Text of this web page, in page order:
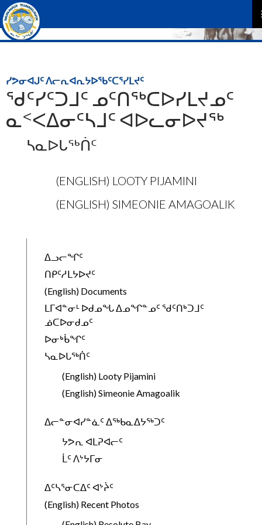
ᓯᕗᓂᐊᒍᑦ ᐱᓕᕆᐊᕆᔭᐅᖃᑦᑕᕐᓯᒪᔪᑦ
ᖁᑦᓯᑦᑐᒧᑦ ᓄᑦᑎᖅᑕᐅᓯᒪᔪᓄᑦ
ᓇᑉᐸᐃᓂᑦᓴᒧᑦ ᐊᐅᓚᓂᐅᔪᖅ
ᓴᓇᐅᒐᖅᑏᑦ
(ENGLISH) LOOTY PIJAMINI
(ENGLISH) SIMEONIE AMAGOALIK
ᐃᓗᓕᖏᑦ
ᑎᑭᑦᓱᒪᔭᐅᔪᑦ
(English) Documents
ᒪᒥᐊᓐᓂᒻ ᐅᑯᓄᖓ ᐃᓄᖏᓐᓄᑦ ᖁᑦᑎᒃᑐᒧᑦ
ᓅᑕᐅᓂᑯᓄᑦ
ᐅᓂᒃᑳᖏᑦ
ᓴᓇᐅᒐᖅᑏᑦ
(English) Looty Pijamini
(English) Simeonie Amagoalik
ᐃᓕᓐᓂᐊᓯᓐᓈᑦ ᐃᖅᑲᓇᐃᔭᖅᑐᑦ
ᔭᕗᕆ ᐊᒪᕈᐊᓕᑦ
ᒫᑦ ᐱᔾᔭᒥᓂ
ᐃᑦᓴᕐᓂᑕᐃᑦ ᐊᔾᔩᑦ
(English) Recent Photos